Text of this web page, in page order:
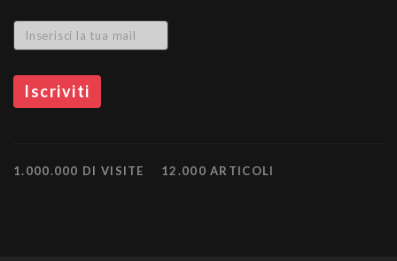
1.000.000 DI VISITE 12.000 ARTICOLI